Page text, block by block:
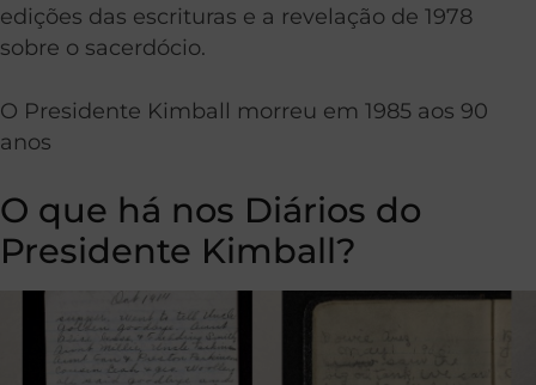
edições das escrituras e a revelação de 1978
sobre o sacerdócio.
O Presidente Kimball morreu em 1985 aos 90
anos
O que há nos Diários do
Presidente Kimball?